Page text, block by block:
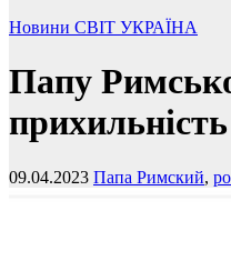
Новини СВІТ УКРАЇНА
Папу
09.04.2023 Папа Римский,